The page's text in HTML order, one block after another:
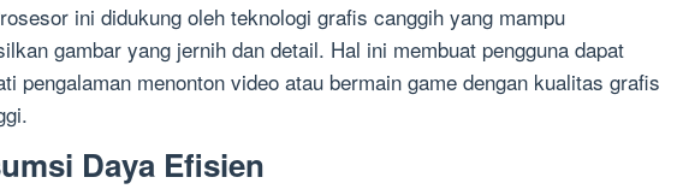
ini didukung oleh teknologi grafis canggih yang mampu
gambar yang jernih dan detail. Hal ini membuat pengguna dapat
pengalaman menonton video atau bermain game dengan kualitas grafis
Daya Efisien